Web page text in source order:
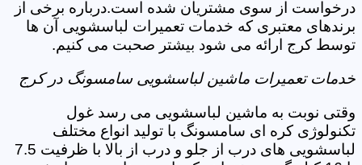
درخواست از سوی مشتریان شده است.درباره برخی از
برندهای معتبری که خدمات تعمیرات لباسشویی آن ها
توسط کرج ارائه می شود بیشتر صحبت می کنیم.
خدمات تعمیرات ماشین لباسشویی سامسونگ در کرج
وقتی نوبت به ماشین لباسشویی می رسد غول
تکنولوژی کره ای سامسونگ با تولید انواع مختلف
لباسشویی های درب از جلو و درب از بالا با ظرفیت 7.5